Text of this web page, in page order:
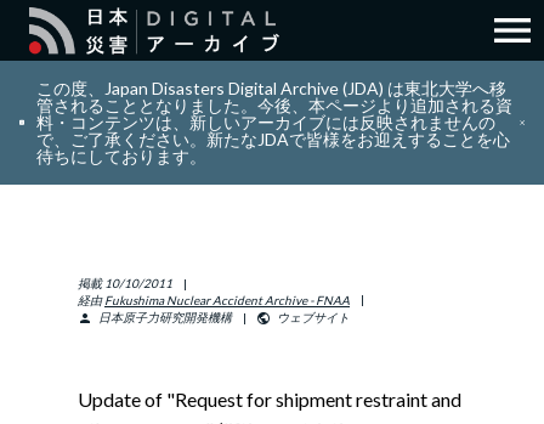
search 検索
layers コレクション
info_outline リソース
menu
この度、Japan Disasters Digital Archive (JDA) は東北大学へ移
管されることとなりました。今後、本ページより追加される資
料・コンテンツは、新しいアーカイブには反映されませんの
で、ご了承ください。新たなJDAで皆様をお迎えすることを心
待ちにしております。
掲載 10/10/2011
経由 Fukushima Nuclear Accident Archive - FNAA
person
日本原子力研究開発機構 public ウェブサイト
Update of "Request for shipment restraint and